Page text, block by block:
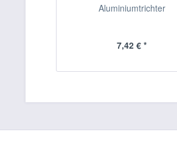
Aluminiumtrichter
7,42 € *